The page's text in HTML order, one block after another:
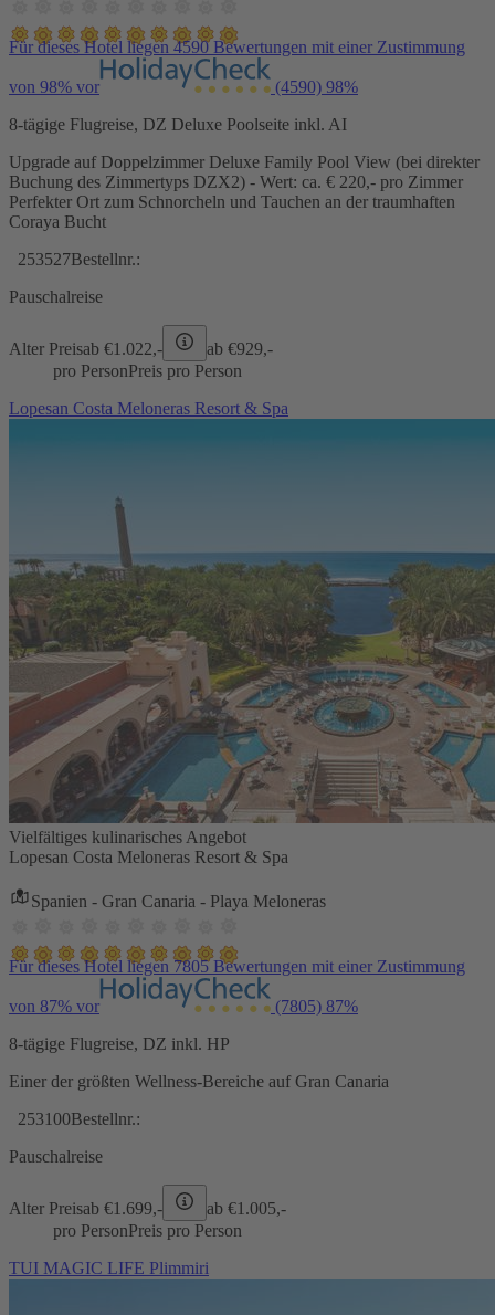
Für dieses Hotel liegen 4590 Bewertungen mit einer Zustimmung
von 98% vor (4590) 98%
8-tägige Flugreise, DZ Deluxe Poolseite inkl. AI
Upgrade auf Doppelzimmer Deluxe Family Pool View (bei direkter
Buchung des Zimmertyps DZX2) - Wert: ca. € 220,- pro Zimmer
Perfekter Ort zum Schnorcheln und Tauchen an der traumhaften
Coraya Bucht
253527Bestellnr.:
Pauschalreise
Alter Preisab €1.022,- ab €929,-
pro PersonPreis pro Person
Lopesan Costa Meloneras Resort & Spa
Vielfältiges kulinarisches Angebot
Lopesan Costa Meloneras Resort & Spa
Spanien - Gran Canaria - Playa Meloneras
Für dieses Hotel liegen 7805 Bewertungen mit einer Zustimmung
von 87% vor (7805) 87%
8-tägige Flugreise, DZ inkl. HP
Einer der größten Wellness-Bereiche auf Gran Canaria
253100Bestellnr.:
Pauschalreise
Alter Preisab €1.699,- ab €1.005,-
pro PersonPreis pro Person
TUI MAGIC LIFE Plimmiri